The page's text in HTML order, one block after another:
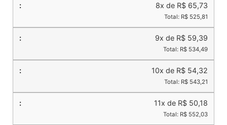
8x de R$ 65,73
Total: R$ 525,81
9x de R$ 59,39
Total: R$ 534,49
10x de R$ 54,32
Total: R$ 543,21
11x de R$ 50,18
Total: R$ 552,03